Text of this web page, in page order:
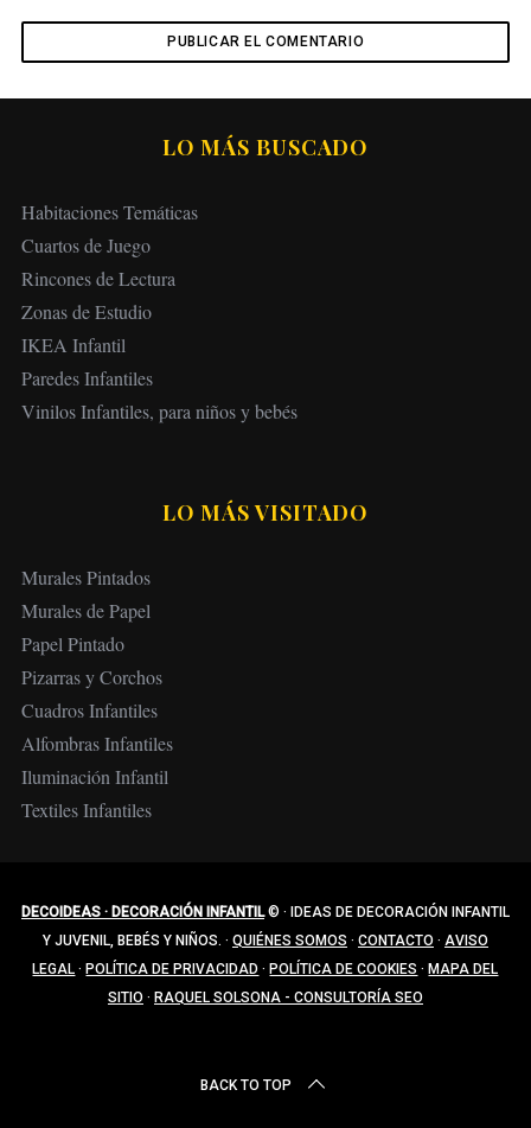
LO MÁS BUSCADO
Habitaciones Temáticas
Cuartos de Juego
Rincones de Lectura
Zonas de Estudio
IKEA Infantil
Paredes Infantiles
Vinilos Infantiles, para niños y bebés
LO MÁS VISITADO
Murales Pintados
Murales de Papel
Papel Pintado
Pizarras y Corchos
Cuadros Infantiles
Alfombras Infantiles
Iluminación Infantil
Textiles Infantiles
DECOIDEAS · DECORACIÓN INFANTIL© · IDEAS DE DECORACIÓN INFANTIL
Y JUVENIL, BEBÉS Y NIÑOS. · QUIÉNES SOMOS · CONTACTO · AVISO
LEGAL · POLÍTICA DE PRIVACIDAD · POLÍTICA DE COOKIES · MAPA DEL
SITIO · RAQUEL SOLSONA - CONSULTORÍA SEO
BACK TO TOP